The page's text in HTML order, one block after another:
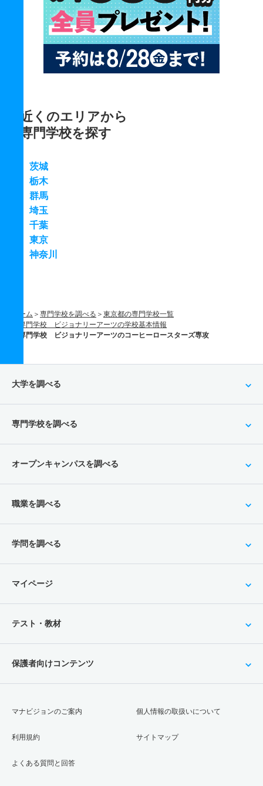
近くのエリアから
専門学校を探す
茨城
栃木
群馬
埼玉
千葉
東京
神奈川
ホーム 専門学校を調べる
東京都の専門学校一覧
専門学校 ビジョナリーアーツの学校基本情報
専門学校 ビジョナリーアーツのコーヒーロースターズ専攻
大学を調べる
専門学校を調べる
オープンキャンパスを調べる
職業を調べる
学問を調べる
マイページ
テスト・教材
保護者向けコンテンツ
マナビジョンのご案内
利用規約
よくある質問と回答
個人情報の取扱いについて
サイトマップ